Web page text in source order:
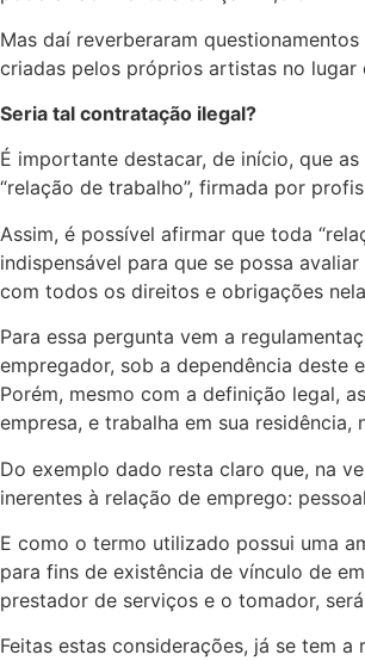
Mas daí reverberaram
criadas pelos próprios artistas no
Seria tal contratação ilegal?
É importante destacar, de início, que
“relação de trabalho”, firmada por
Assim, é possível afirmar que toda
indispensável para que se possa
com todos os direitos e obrigações
Para essa pergunta vem a
empregador, sob a dependência deste
Porém, mesmo com a definição legal,
empresa, e trabalha em sua residência,
Do exemplo dado resta claro que, na
inerentes à relação de emprego:
E como o termo utilizado possui uma
para fins de existência de vínculo de
prestador de serviços e o tomador,
Feitas estas considerações, já se tem